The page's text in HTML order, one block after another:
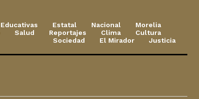
Educativas Estatal Nacional
Morelia
Salud Reportajes Clima
Cultura
Sociedad
El Mirador Justicia